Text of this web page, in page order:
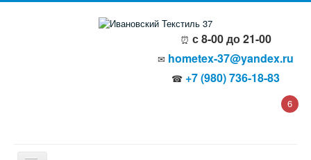
⏰ с 8-00 до 21-00
✉ hometex-37@yandex.ru
☎ +7 (980) 736-18-83
6